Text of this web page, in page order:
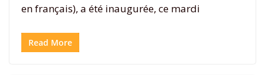
en français), a été inaugurée, ce mardi
Read More